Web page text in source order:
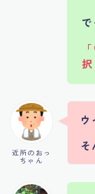
択
近所のおっ
ちゃん
ウ
そ